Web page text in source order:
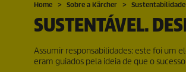
Home Sobre a Kärcher Sustentabilidade
SUSTENTÁVEL.
Assumir responsabilidades: este foi um
eram guiados pela ideia de que o